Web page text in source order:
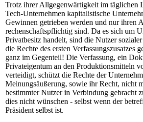
Trotz ihrer Allgegenwärtigkeit im täglichen
Tech-Unternehmen kapitalistische
Gewinnen getrieben werden und nur ihren
rechenschaftspflichtig sind. Da es sich um
Privatbesitz handelt, sind die Nutzer
die Rechte des ersten Verfassungszusatzes
ganz im Gegenteil! Die Verfassung, ein
Privateigentum an den Produktionsmitteln
verteidigt, schützt die Rechte der
Meinungsäußerung, sowie ihr Recht, nicht
bestimmter Nutzer in Verbindung gebracht
dies nicht wünschen - selbst wenn der
Präsident selbst ist.